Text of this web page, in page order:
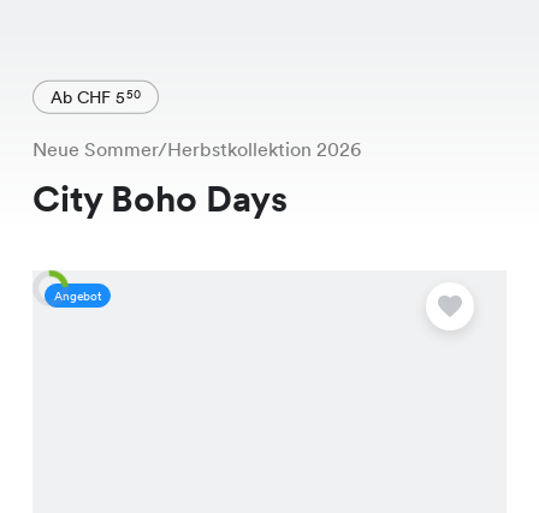
Ab CHF 550
Neue Sommer/Herbstkollektion 2026
City Boho Days
Angebot